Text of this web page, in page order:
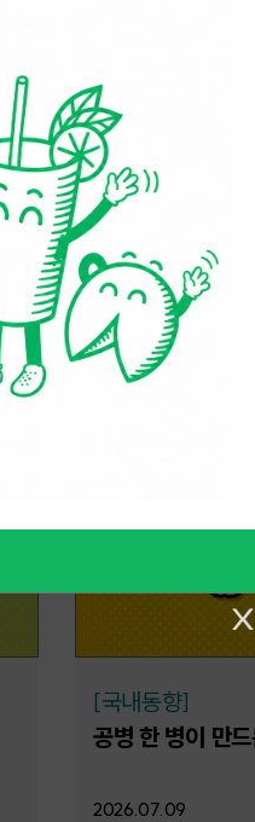
SK하이닉스와
경영보고서가 궁
2026.07.23
[국내동향]
공병 한 병이 만
2026.07.09